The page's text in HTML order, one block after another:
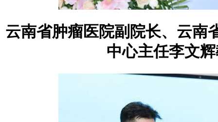
云南省肿瘤医院副院长、云南
中心主任李文